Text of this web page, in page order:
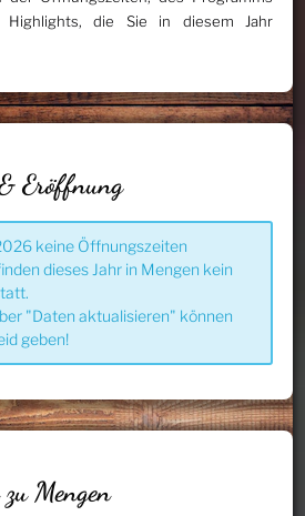
Highlights, die Sie in diesem Jahr
Eröffnung
keine Öffnungszeiten
dieses Jahr in Mengen kein
"Daten aktualisieren" können
geben!
Mengen